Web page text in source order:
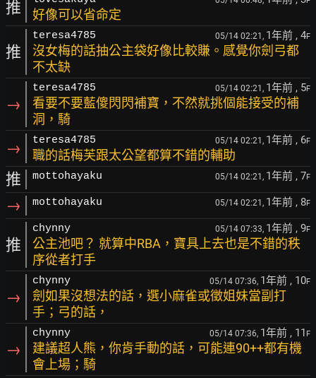
推 好像可以省命定
推
teresa4785 05/14 02:21, 1年前 , 4F
沒女梅的話抽公主袋好像比較賺。感覺你劍弓都
不太缺
→
teresa4785 05/14 02:21, 1年前 , 5F
看要不要藍傻閃閃補寶，不然就挑個能接受的補
洞，騎
→ teresa4785 05/14 02:21, 1年前 , 6F
職的話梅芙跟太公望都算不錯的輔助
推 mottohayaku 05/14 02:21, 1年前 , 7F
→ mottohayaku 05/14 02:21, 1年前 , 8F
推
chynny 05/14 07:33, 1年前 , 9F
公主池吧？ 就算中RBA，寶具上去也是不錯的秩
序從者打手
→
chynny 05/14 07:36, 1年前 , 10F
劍如果沒想法的話，選小麻雀或徵姐妹當副打
手；弓的話，
→
chynny 05/14 07:36, 1年前 , 11 F
建議超人熊，你肯手動的話，可能連90++都有機
會上場；騎